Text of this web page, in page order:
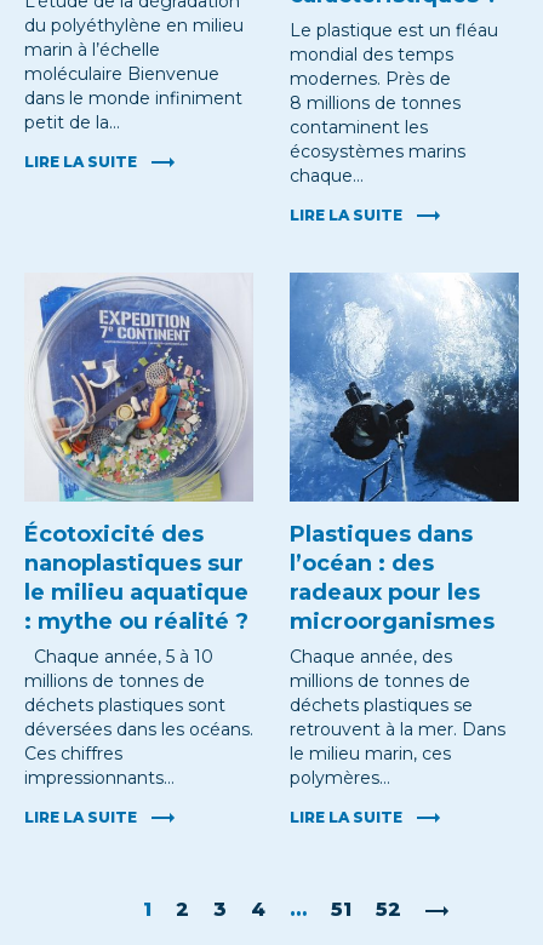
du polyéthylène en milieu
marin à l’échelle
moléculaire Bienvenue
dans le monde infiniment
petit de la…
LIRE LA SUITE
Le plastique est un fléau
mondial des temps
modernes. Près de
8 millions de tonnes
contaminent les
écosystèmes marins
chaque…
LIRE LA SUITE
Écotoxicité des
nanoplastiques sur
le milieu aquatique
: mythe ou réalité ?
Chaque année, 5 à 10
millions de tonnes de
déchets plastiques sont
déversées dans les océans.
Ces chiffres
impressionnants…
LIRE LA SUITE
Plastiques dans
l’océan : des
radeaux pour les
microorganismes
Chaque année, des
millions de tonnes de
déchets plastiques se
retrouvent à la mer. Dans
le milieu marin, ces
polymères…
LIRE LA SUITE
1 2 3 4 … 51 52